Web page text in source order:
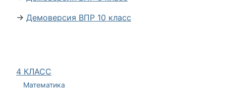
4 КЛАСС
Математика
→ Демоверсия ВПР 10 класс